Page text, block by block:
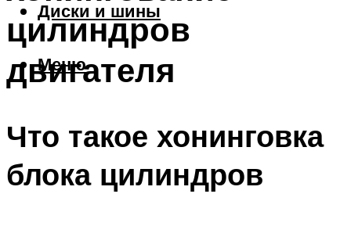
Диски и шины
Меню
цилиндров
двигателя
Что такое хонинговка
блока цилиндров